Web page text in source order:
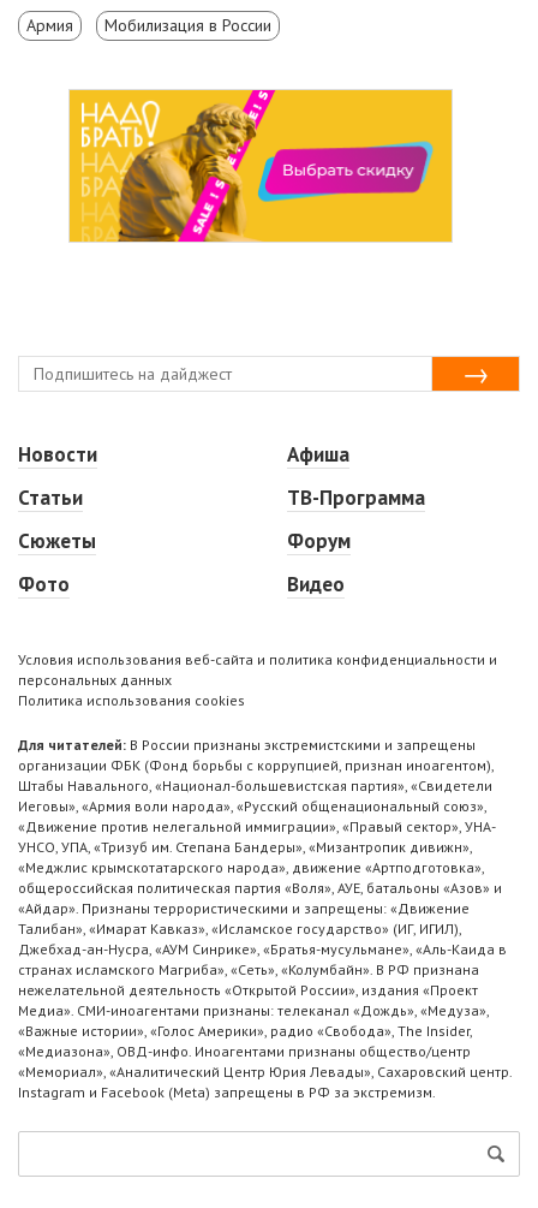
Армия Мобилизация в России
Новости
Статьи
Сюжеты
Фото
Афиша
ТВ-Программа
Форум
Видео
Условия использования веб-сайта и политика конфиденциальности и
персональных данных
Политика использования cookies
Для читателей: В России признаны экстремистскими и запрещены
организации ФБК (Фонд борьбы с коррупцией, признан иноагентом),
Штабы Навального, «Национал-большевистская партия», «Свидетели
Иеговы», «Армия воли народа», «Русский общенациональный союз»,
«Движение против нелегальной иммиграции», «Правый сектор», УНА-
УНСО, УПА, «Тризуб им. Степана Бандеры», «Мизантропик дивижн»,
«Меджлис крымскотатарского народа», движение «Артподготовка»,
общероссийская политическая партия «Воля», АУЕ, батальоны «Азов» и
«Айдар». Признаны террористическими и запрещены: «Движение
Талибан», «Имарат Кавказ», «Исламское государство» (ИГ, ИГИЛ),
Джебхад-ан-Нусра, «АУМ Синрике», «Братья-мусульмане», «Аль-Каида в
странах исламского Магриба», «Сеть», «Колумбайн». В РФ признана
нежелательной деятельность «Открытой России», издания «Проект
Медиа». СМИ-иноагентами признаны: телеканал «Дождь», «Медуза»,
«Важные истории», «Голос Америки», радио «Свобода», The Insider,
«Медиазона», ОВД-инфо. Иноагентами признаны общество/центр
«Мемориал», «Аналитический Центр Юрия Левады», Сахаровский центр.
Instagram и Facebook (Metа) запрещены в РФ за экстремизм.